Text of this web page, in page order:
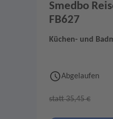
Smedbo
FB627
Küchen- und
Abgelaufen
statt 35,45 €